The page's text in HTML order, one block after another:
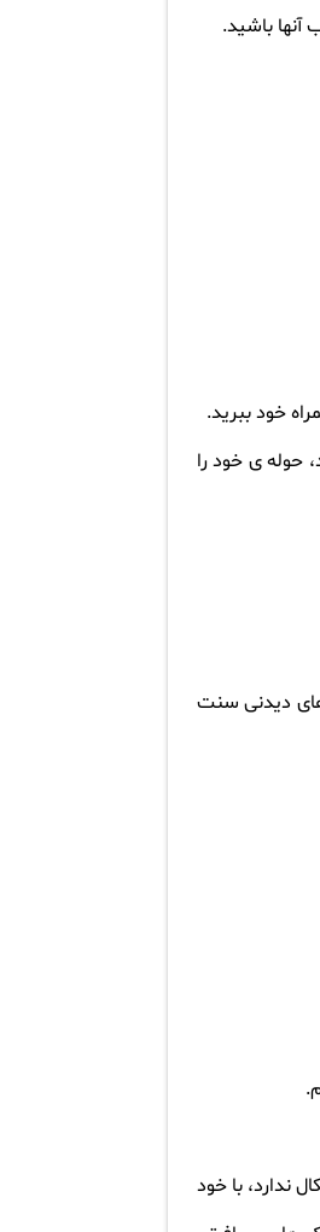
آنها باشید.
خود ببرید.
حوله ی خود را
دیدنی سنت
.
ندارد، با خود